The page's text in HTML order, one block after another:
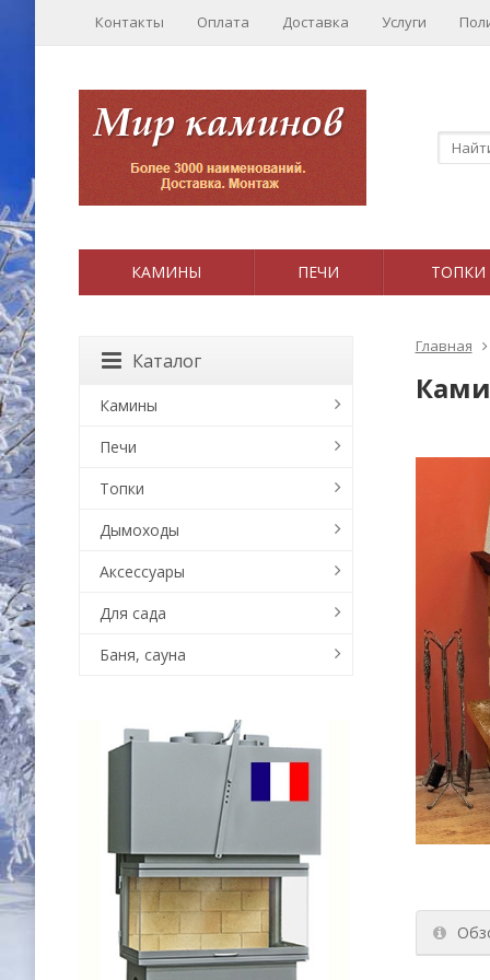
Контакты Оплата Доставка Услуги
КАМИНЫ ПЕЧИ ТОПКИ
Главная
Каталог
Камины
Печи
Топки
Дымоходы
Аксессуары
Для сада
Баня, сауна